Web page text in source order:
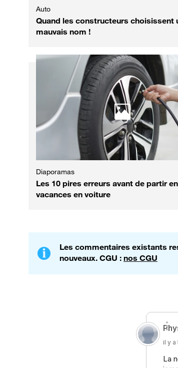
Auto
Quand les constructeurs choisissent
mauvais nom !
Diaporamas
Les 10 pires erreurs avant de partir en
vacances en voiture
Les commentaires existants
nouveaux. CGU : nos CGU